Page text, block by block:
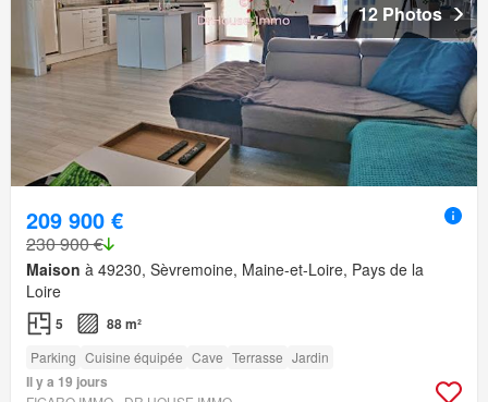
12 Photos
209 900 €
230 900 €
Maison à 49230, Sèvremoine, Maine-et-Loire, Pays de la
Loire
5 88 m²
Parking Cuisine équipée Cave Terrasse Jardin
Il y a 19 jours